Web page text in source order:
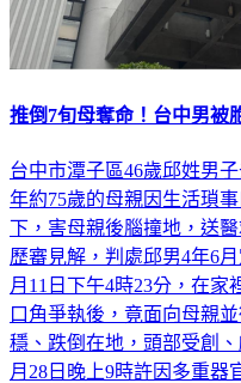
推倒7旬母奪命！台中男被
台中市潭子區46歲邱姓男
年約75歲的母親因生活瑣
下，害母親後腦撞地，送
歷審見解，判處邱男4年6
月11日下午4時23分，在
口角爭執後，竟面向母親
穩、跌倒在地，頭部受創
月28日晚上9時許因多重器